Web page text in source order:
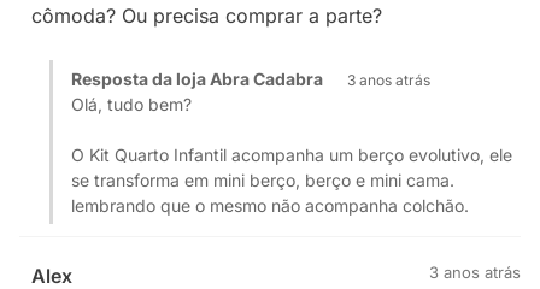
cômoda? Ou precisa comprar a parte?
Resposta da loja Abra Cadabra 3 anos atrás
Olá, tudo bem?
O Kit Quarto Infantil acompanha um berço evolutivo, ele
se transforma em mini berço, berço e mini cama.
lembrando que o mesmo não acompanha colchão.
Alex 3 anos atrás